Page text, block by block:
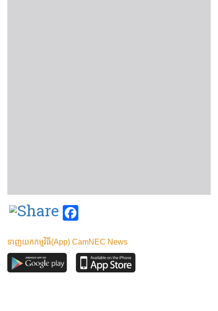
ទាញយកកម្មវិធី(App) CamNEC News